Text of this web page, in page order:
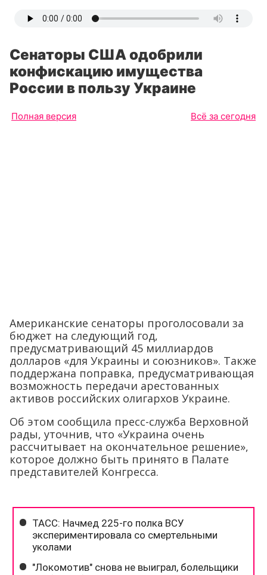
Сенаторы США одобрили
конфискацию имущества
России в пользу Украине
Полная версия Всё за сегодня
Американские сенаторы проголосовали за
бюджет на следующий год,
предусматривающий 45 миллиардов
долларов «для Украины и союзников». Также
поддержана поправка, предусматривающая
возможность передачи арестованных
активов российских олигархов Украине.
Об этом сообщила пресс-служба Верховной
рады, уточнив, что «Украина очень
рассчитывает на окончательное решение»,
которое должно быть принято в Палате
представителей Конгресса.